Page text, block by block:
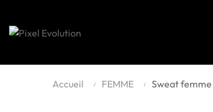
Accueil FEMME Sweat femme